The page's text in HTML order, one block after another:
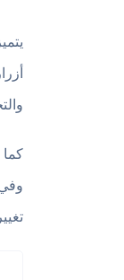
تغيير